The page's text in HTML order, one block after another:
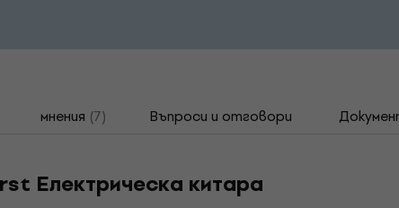
мнения (7) Въпроси и отговори
Електрическа китара